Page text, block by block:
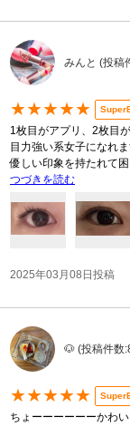
みんと (投稿
★★★★★
1枚目がアプリ、2枚目
目力強い系女子になれま
優しい印象を持たれて
つづきを読む
2025年03月08日投稿
🐶 (投稿件数
★★★★★
ちょーーーーーーかわ